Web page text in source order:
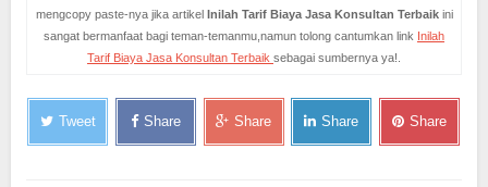
mengcopy paste-nya jika artikel Inilah Tarif Biaya Jasa Konsultan Terbaik ini
sangat bermanfaat bagi teman-temanmu,namun tolong cantumkan link Inilah
Tarif Biaya Jasa Konsultan Terbaik sebagai sumbernya ya!.
Tweet Share Share Share Share